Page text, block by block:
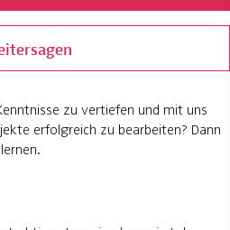
zu vertiefen und mit uns
erfolgreich zu bearbeiten? Dann